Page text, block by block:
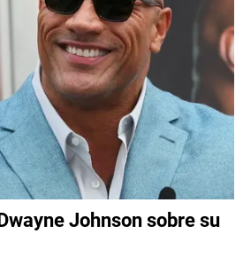
Johnson sobre su